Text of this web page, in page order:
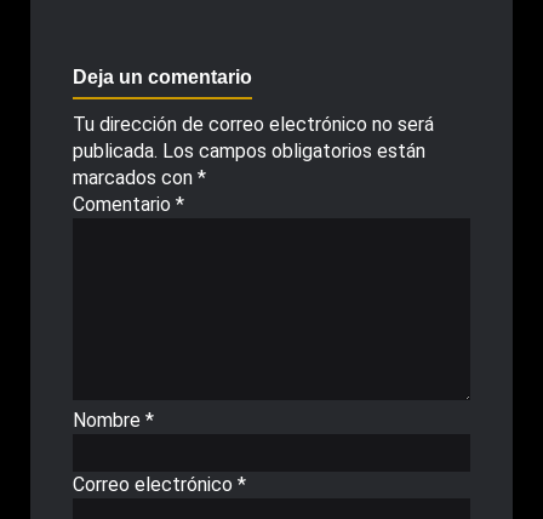
Deja un comentario
Tu dirección de correo electrónico no será
publicada. Los campos obligatorios están
marcados con *
Comentario *
Nombre *
Correo electrónico *